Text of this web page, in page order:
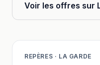
Voir les offres sur
REPÈRES · LA GARDE